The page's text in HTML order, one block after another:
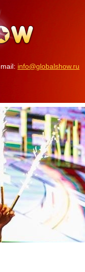
info@globalshow.ru